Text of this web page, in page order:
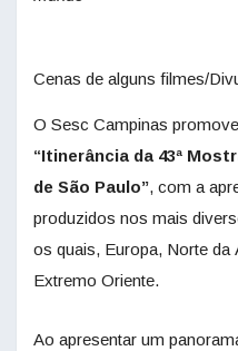
Cenas de alguns filmes/
O Sesc Campinas
“Itinerância da 43ª
de São Paulo”, com a
produzidos nos mais
os quais, Europa, Norte da
Extremo Oriente.
Ao apresentar um